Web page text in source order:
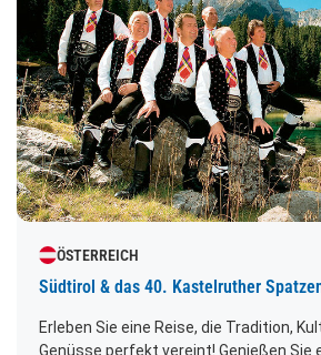
ÖSTERREICH
Südtirol & das 40. Kastelruther
Erleben Sie eine Reise, die Tradition,
Genüsse perfekt vereint! Genießen Sie